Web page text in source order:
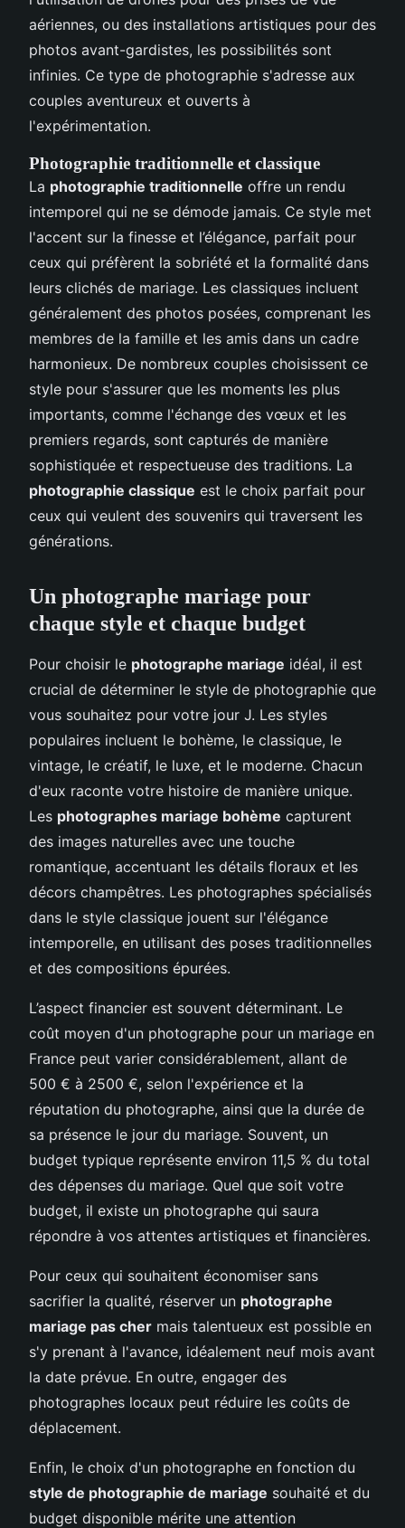
aériennes, ou des installations artistiques pour des
photos avant-gardistes, les possibilités sont
infinies. Ce type de photographie s'adresse aux
couples aventureux et ouverts à
l'expérimentation.
Photographie traditionnelle et classique
La photographie traditionnelle offre un rendu
intemporel qui ne se démode jamais. Ce style met
l'accent sur la finesse et l’élégance, parfait pour
ceux qui préfèrent la sobriété et la formalité dans
leurs clichés de mariage. Les classiques incluent
généralement des photos posées, comprenant les
membres de la famille et les amis dans un cadre
harmonieux. De nombreux couples choisissent ce
style pour s'assurer que les moments les plus
importants, comme l'échange des vœux et les
premiers regards, sont capturés de manière
sophistiquée et respectueuse des traditions. La
photographie classique est le choix parfait pour
ceux qui veulent des souvenirs qui traversent les
générations.
Un photographe mariage pour
chaque style et chaque budget
Pour choisir le photographe mariage idéal, il est
crucial de déterminer le style de photographie que
vous souhaitez pour votre jour J. Les styles
populaires incluent le bohème, le classique, le
vintage, le créatif, le luxe, et le moderne. Chacun
d'eux raconte votre histoire de manière unique.
Les photographes mariage bohème capturent
des images naturelles avec une touche
romantique, accentuant les détails floraux et les
décors champêtres. Les photographes spécialisés
dans le style classique jouent sur l'élégance
intemporelle, en utilisant des poses traditionnelles
et des compositions épurées.
L’aspect financier est souvent déterminant. Le
coût moyen d'un photographe pour un mariage en
France peut varier considérablement, allant de
500 € à 2500 €, selon l'expérience et la
réputation du photographe, ainsi que la durée de
sa présence le jour du mariage. Souvent, un
budget typique représente environ 11,5 % du total
des dépenses du mariage. Quel que soit votre
budget, il existe un photographe qui saura
répondre à vos attentes artistiques et financières.
Pour ceux qui souhaitent économiser sans
sacrifier la qualité, réserver un photographe
mariage pas cher mais talentueux est possible en
s'y prenant à l'avance, idéalement neuf mois avant
la date prévue. En outre, engager des
photographes locaux peut réduire les coûts de
déplacement.
Enfin, le choix d'un photographe en fonction du
style de photographie de mariage souhaité et du
budget disponible mérite une attention